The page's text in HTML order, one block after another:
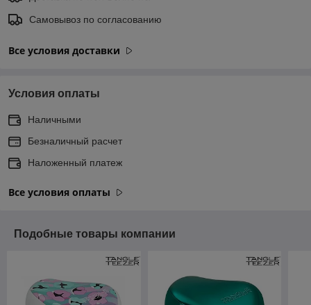
Самовывоз по согласованию
Все условия доставки
Условия оплаты
Наличными
Безналичный расчет
Наложенный платеж
Все условия оплаты
Подобные товары компании